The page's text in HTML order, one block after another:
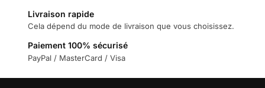
Livraison rapide
Cela dépend du mode de livraison que vous choisissez.
Paiement 100% sécurisé
PayPal / MasterCard / Visa